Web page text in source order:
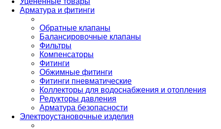
Арматура и фитинги
Обратные клапаны
Балансировочные клапаны
Фильтры
Компенсаторы
Фитинги
Обжимные фитинги
Фитинги пневматические
Коллекторы для водоснабжения и отопления
Редукторы давления
Арматура безопасности
Электроустановочные изделия